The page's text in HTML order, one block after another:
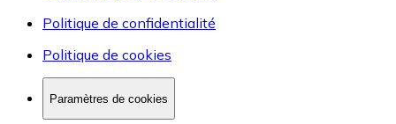
Politique de confidentialité
Politique de cookies
Paramètres de cookies